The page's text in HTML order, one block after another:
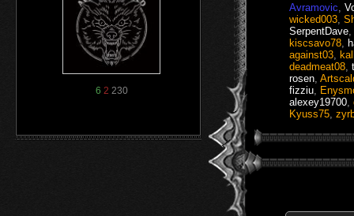
6 2 230
Avramovic
wicked003
SerpentDave
kiscsavo78
against03
deadmeat08
rosen
fizziu
alexey19700
Kyuss75